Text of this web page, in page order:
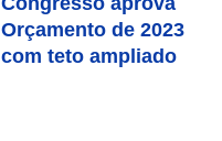
Orçamento de 2023
com teto ampliado